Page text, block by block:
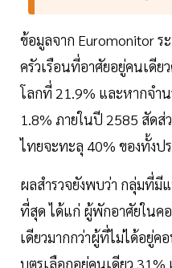
ข้อมูลจาก Euromonitor ร
ครัวเรือนที่อาศัยอยู่คนเดีย
โลกที่ 21.9% และหากจำ
1.8% ภายในปี 2585 สัดส่
ไทยจะทะลุ 40% ของทั้งป
ผลสำรวจยังพบว่า กลุ่มที่มี
ที่สุด ได้แก่ ผู้พักอาศัยในค
เดียวมากกว่าผู้ที่ไม่ได้อยู่
บุตรเลือกอยู่คนเดียว